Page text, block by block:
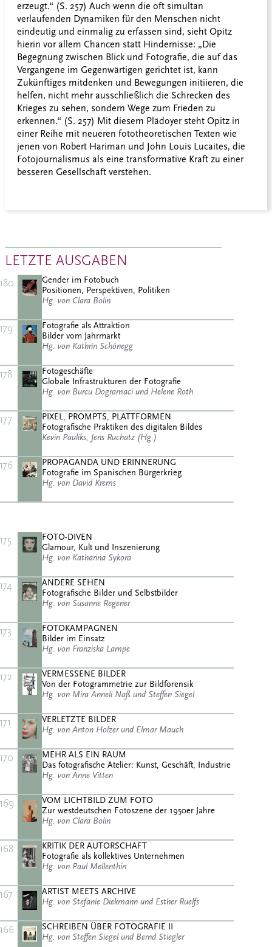
erzeugt.“ (S. 257) Auch wenn die oft simultan
verlaufenden Dynamiken für den Menschen nicht
eindeutig und einmalig zu erfassen sind, sieht Opitz
hierin vor allem Chancen statt Hindernisse: „Die
Begegnung zwischen Blick und Fotografie, die auf das
Vergangene im Gegenwärtigen gerichtet ist, kann
Zukünftiges mitdenken und Bewegungen initiieren, die
helfen, nicht mehr ausschließlich die Schrecken des
Krieges zu sehen, sondern Wege zum Frieden zu
erkennen.“ (S. 257) Mit diesem Plädoyer steht Opitz in
einer Reihe mit neueren fototheoretischen Texten wie
jenen von Robert Hariman und John Louis Lucaites, die
Fotojournalismus als eine transformative Kraft zu einer
besseren Gesellschaft verstehen.
LETZTE AUSGABEN
180
Gender im Fotobuch
Positionen, Perspektiven, Politiken
Hg. von Clara Bolin
179
Fotografie als Attraktion
Bilder vom Jahrmarkt
Hg. von Kathrin Schönegg
178
Fotogeschäfte
Globale Infrastrukturen der Fotografie
Hg. von Burcu Dogramaci und Helene Roth
177
PIXEL, PROMPTS, PLATTFORMEN
Fotografische Praktiken des digitalen Bildes
Kevin Pauliks, Jens Ruchatz (Hg.)
176
PROPAGANDA UND ERINNERUNG
Fotografie im Spanischen Bürgerkrieg
Hg. von David Krems
175
FOTO-DIVEN
Glamour, Kult und Inszenierung
Hg. von Katharina Sykora
174
ANDERE SEHEN
Fotografische Bilder und Selbstbilder
Hg. von Susanne Regener
173
FOTOKAMPAGNEN
Bilder im Einsatz
Hg. von Franziska Lampe
172
VERMESSENE BILDER
Von der Fotogrammetrie zur Bildforensik
Hg. von Mira Anneli Naß und Steffen Siegel
171
VERLETZTE BILDER
Hg. von Anton Holzer und Elmar Mauch
170
MEHR ALS EIN RAUM
Das fotografische Atelier: Kunst, Geschäft, Industrie
Hg. von Anne Vitten
169
VOM LICHTBILD ZUM FOTO
Zur westdeutschen Fotoszene der 1950er Jahre
Hg. von Clara Bolin
168
KRITIK DER AUTORSCHAFT
Fotografie als kollektives Unternehmen
Hg. von Paul Mellenthin
167
ARTIST MEETS ARCHIVE
Hg. von Stefanie Diekmann und Esther Ruelfs
166
SCHREIBEN ÜBER FOTOGRAFIE II
Hg. von Steffen Siegel und Bernd Stiegler